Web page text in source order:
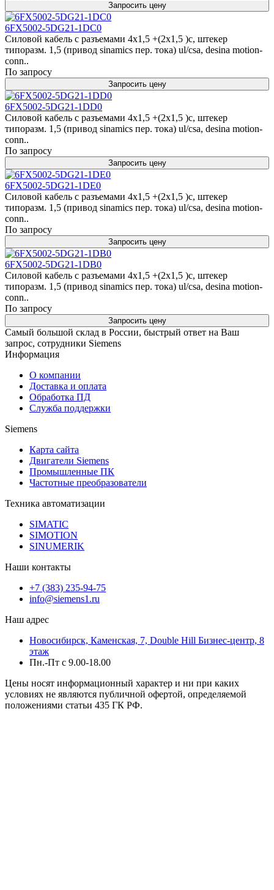
Запросить цену
6FX5002-5DG21-1DC0
Силовой кабель с разъемами 4x1,5 +(2x1,5 )c, штекер
типоразм. 1,5 (привод sinamics пер. тока) ul/csa, desina motion-
conn..
По запросу
Запросить цену
6FX5002-5DG21-1DD0
Силовой кабель с разъемами 4x1,5 +(2x1,5 )c, штекер
типоразм. 1,5 (привод sinamics пер. тока) ul/csa, desina motion-
conn..
По запросу
Запросить цену
6FX5002-5DG21-1DE0
Силовой кабель с разъемами 4x1,5 +(2x1,5 )c, штекер
типоразм. 1,5 (привод sinamics пер. тока) ul/csa, desina motion-
conn..
По запросу
Запросить цену
6FX5002-5DG21-1DB0
Силовой кабель с разъемами 4x1,5 +(2x1,5 )c, штекер
типоразм. 1,5 (привод sinamics пер. тока) ul/csa, desina motion-
conn..
По запросу
Запросить цену
Самый большой склад в России, быстрый ответ на Ваш
запрос, сотрудники Siemens
Информация
О компании
Доставка и оплата
Обработка ПД
Служба поддержки
Siemens
Карта сайта
Двигатели Siemens
Промышленные ПК
Частотные преобразователи
Техника автоматизации
SIMATIC
SIMOTION
SINUMERIK
Наши контакты
+7 (383) 235-94-75
info@siemens1.ru
Наш адрес
Новосибирск, Каменская, 7, Double Hill ​Бизнес-центр, 8
этаж
Пн.-Пт с 9.00-18.00
Цены носят информационный характер и ни при каких
условиях не являются публичной офертой, определяемой
положениями статьи 435 ГК РФ.